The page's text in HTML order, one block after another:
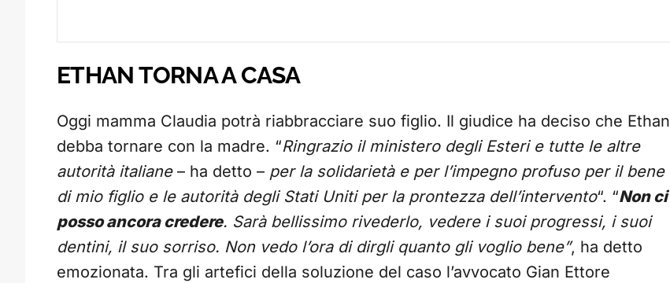
ETHAN TORNA A CASA
Oggi mamma Claudia potrà riabbracciare suo figlio. Il giudice ha deciso che Ethan
debba tornare con la madre. “Ringrazio il ministero degli Esteri e tutte le altre
autorità italiane– ha detto – per la solidarietà e per l’impegno profuso per il bene
di mio figlio e le autorità degli Stati Uniti per la prontezza dell’intervento“. “Non ci
posso ancora credere. Sarà bellissimo rivederlo, vedere i suoi progressi, i suoi
dentini, il suo sorriso. Non vedo l’ora di dirgli quanto gli voglio bene”, ha detto
emozionata. Tra gli artefici della soluzione del caso l’avvocato Gian Ettore